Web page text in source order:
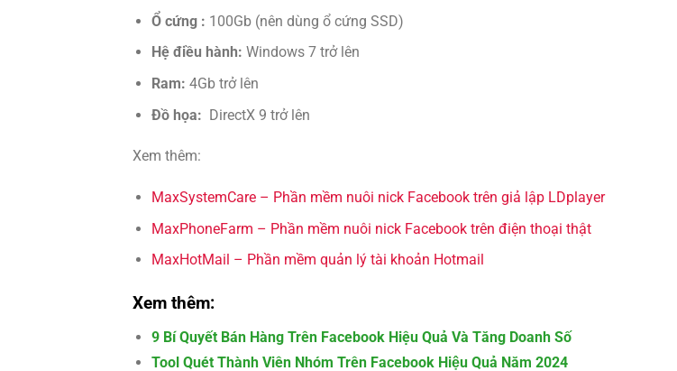
Ổ cứng : 100Gb (nên dùng ổ cứng SSD)
Hệ điều hành: Windows 7 trở lên
Ram: 4Gb trở lên
Đồ họa: DirectX 9 trở lên
Xem thêm:
MaxSystemCare – Phần mềm nuôi nick Facebook trên giả lập LDplayer
MaxPhoneFarm – Phần mềm nuôi nick Facebook trên điện thoại thật
MaxHotMail – Phần mềm quản lý tài khoản Hotmail
Xem thêm:
9 Bí Quyết Bán Hàng Trên Facebook Hiệu Quả Và Tăng Doanh Số
Tool Quét Thành Viên Nhóm Trên Facebook Hiệu Quả Năm 2024